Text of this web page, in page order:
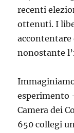
recenti
ottenuti. I
accontentare
nonostante
esperimento
Camera dei
650 collegi